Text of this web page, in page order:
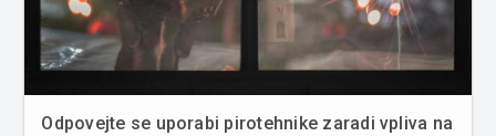
Odpovejte se uporabi pirotehnike zaradi vpliva na